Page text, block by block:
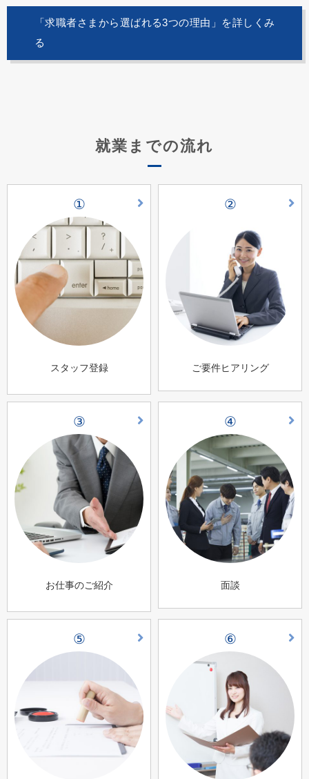
「求職者さまから選ばれる3つの理由」を詳しくみ
る
就業までの流れ
①
スタッフ登録
②
ご要件ヒアリング
③
お仕事のご紹介
④
面談
⑤ ⑥